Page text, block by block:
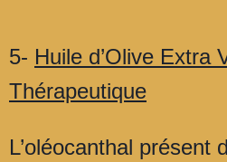
5- Huile d’Olive Extra
Thérapeutique
L’oléocanthal présent